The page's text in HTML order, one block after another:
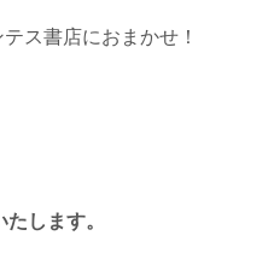
ス書店におまかせ！
します。